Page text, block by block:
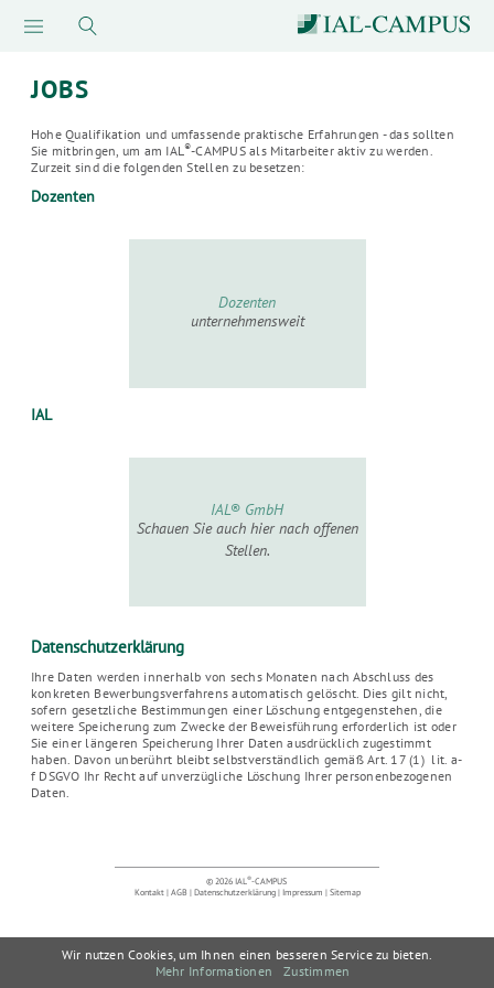
JOBS
Hohe Qualifikation und umfassende praktische Erfahrungen - das sollten
Sie mitbringen, um am IAL®-CAMPUS als Mitarbeiter aktiv zu werden.
Zurzeit sind die folgenden Stellen zu besetzen:
Dozenten
Dozenten
unternehmensweit
IAL
IAL® GmbH
Schauen Sie auch hier nach offenen
Stellen.
Datenschutzerklärung
Ihre Daten werden innerhalb von sechs Monaten nach Abschluss des
konkreten Bewerbungsverfahrens automatisch gelöscht. Dies gilt nicht,
sofern gesetzliche Bestimmungen einer Löschung entgegenstehen, die
weitere Speicherung zum Zwecke der Beweisführung erforderlich ist oder
Sie einer längeren Speicherung Ihrer Daten ausdrücklich zugestimmt
haben. Davon unberührt bleibt selbstverständlich gemäß Art. 17 (1) lit. a-
f DSGVO Ihr Recht auf unverzügliche Löschung Ihrer personenbezogenen
Daten.
© 2026 IAL ®-CAMPUS
Kontakt|AGB|Datenschutzerklärung|Impressum |Sitemap
Wir nutzen Cookies, um Ihnen einen besseren Service zu bieten.
Mehr Informationen
Zustimmen